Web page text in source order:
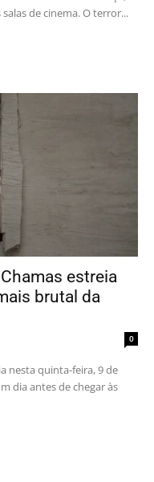
de cinema. O terror...
estreia
brutal da
0
nesta quinta-feira, 9 de
dia antes de chegar às